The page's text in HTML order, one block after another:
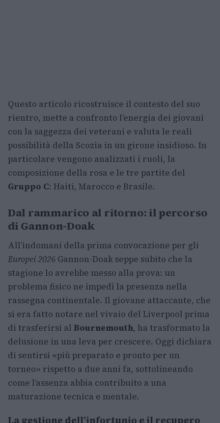
Questo articolo ricostruisce il contesto del suo
rientro, mette a confronto l’energia dei giovani
con la saggezza dei veterani e valuta le reali
possibilità della Scozia in un girone insidioso. In
particolare vengono analizzati i ruoli, la
composizione della rosa e le tre partite del
Gruppo C: Haiti, Marocco e Brasile.
Dal rammarico al ritorno: il percorso
di Gannon-Doak
All’indomani della prima convocazione per gli
Europei 2026 Gannon-Doak seppe subito che la
stagione lo avrebbe messo alla prova: un
problema fisico ne impedì la presenza nella
rassegna continentale. Il giovane attaccante, che
si era fatto notare nel vivaio del Liverpool prima
di trasferirsi al Bournemouth, ha trasformato la
delusione in una leva per crescere. Oggi dichiara
di sentirsi «più preparato e pronto per un
torneo» rispetto a due anni fa, sottolineando
come l’assenza abbia contribuito a una
maturazione tecnica e mentale.
La gestione dell’infortunio e il recupero